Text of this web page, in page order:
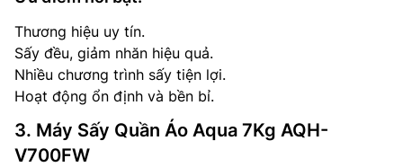
Thương hiệu uy tín.
Sấy đều, giảm nhăn hiệu quả.
Nhiều chương trình sấy tiện lợi.
Hoạt động ổn định và bền bỉ.
3. Máy Sấy Quần Áo Aqua 7Kg AQH-
V700FW